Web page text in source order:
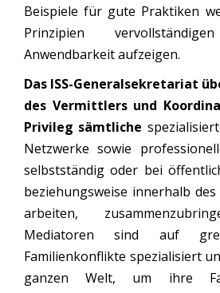
Beispiele für gute Praktiken
Prinzipien
Anwendbarkeit aufzeigen.
Das ISS-Generalsekretariat
des Vermittlers und
Privileg sämtliche
Netzwerke sowie
selbstständig oder bei
beziehungsweise innerhalb des
arbeiten,
Mediatoren sind auf
Familienkonflikte spezialisiert
ganzen Welt, um ihre